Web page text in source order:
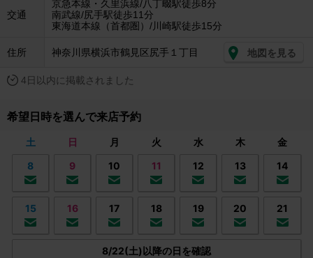
交通
京急本線・久里浜線/八丁畷駅徒歩8分
南武線/尻手駅徒歩11分
東海道本線（首都圏）/川崎駅徒歩15分
住所 神奈川県横浜市鶴見区尻手１丁目 地図を見る
4日以内に掲載されました
希望日時を選んで来店予約
土 日 月 火 水 木
金
8
9 10 11 12 13 14
15 16 17 18 19 20 21
8/22(土)以降の日を確認